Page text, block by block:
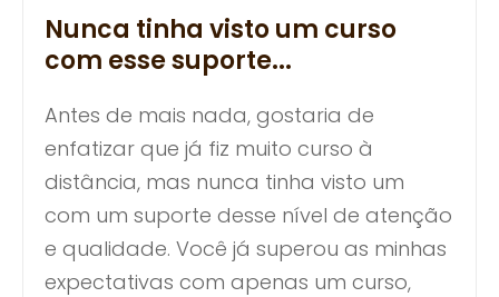
Nunca tinha visto um curso
com esse suporte...
Antes de mais nada, gostaria de
enfatizar que já fiz muito curso à
distância, mas nunca tinha visto um
com um suporte desse nível de atenção
e qualidade. Você já superou as minhas
expectativas com apenas um curso,